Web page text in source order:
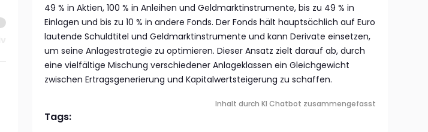
49 % in Aktien, 100 % in Anleihen und Geldmarktinstrumente, bis zu 49 % in
Einlagen und bis zu 10 % in andere Fonds. Der Fonds hält hauptsächlich auf Euro
lautende Schuldtitel und Geldmarktinstrumente und kann Derivate einsetzen,
um seine Anlagestrategie zu optimieren. Dieser Ansatz zielt darauf ab, durch
eine vielfältige Mischung verschiedener Anlageklassen ein Gleichgewicht
zwischen Ertragsgenerierung und Kapitalwertsteigerung zu schaffen.
Inhalt durch KI Chatbot zusammengefasst
Tags: